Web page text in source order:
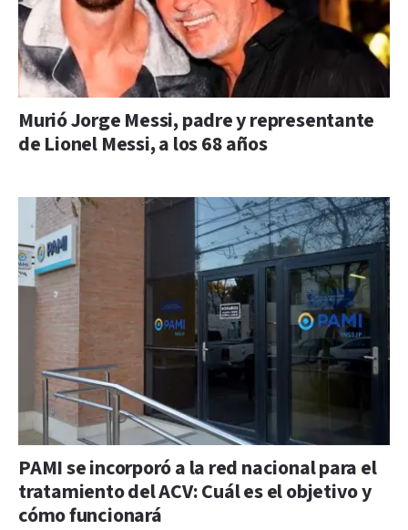
Murió Jorge Messi, padre y representante
de Lionel Messi, a los 68 años
PAMI se incorporó a la red nacional para el
tratamiento del ACV: Cuál es el objetivo y
cómo funcionará